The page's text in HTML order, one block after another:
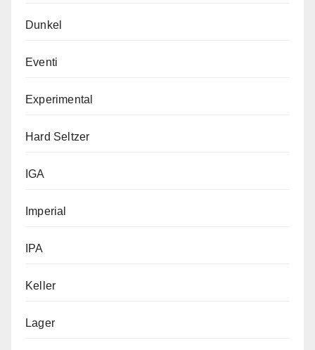
Dunkel
Eventi
Experimental
Hard Seltzer
IGA
Imperial
IPA
Keller
Lager